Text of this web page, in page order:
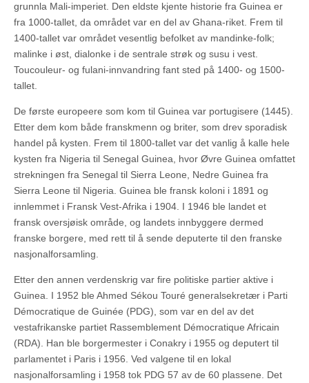
grunnla Mali-imperiet. Den eldste kjente historie fra Guinea er
fra 1000-tallet, da området var en del av Ghana-riket. Frem til
1400-tallet var området vesentlig befolket av mandinke-folk;
malinke i øst, dialonke i de sentrale strøk og susu i vest.
Toucouleur- og fulani-innvandring fant sted på 1400- og 1500-
tallet.
De første europeere som kom til Guinea var portugisere (1445).
Etter dem kom både franskmenn og briter, som drev sporadisk
handel på kysten. Frem til 1800-tallet var det vanlig å kalle hele
kysten fra Nigeria til Senegal Guinea, hvor Øvre Guinea omfattet
strekningen fra Senegal til Sierra Leone, Nedre Guinea fra
Sierra Leone til Nigeria. Guinea ble fransk koloni i 1891 og
innlemmet i Fransk Vest-Afrika i 1904. I 1946 ble landet et
fransk oversjøisk område, og landets innbyggere dermed
franske borgere, med rett til å sende deputerte til den franske
nasjonalforsamling.
Etter den annen verdenskrig var fire politiske partier aktive i
Guinea. I 1952 ble Ahmed Sékou Touré generalsekretær i Parti
Démocratique de Guinée (PDG), som var en del av det
vestafrikanske partiet Rassemblement Démocratique Africain
(RDA). Han ble borgermester i Conakry i 1955 og deputert til
parlamentet i Paris i 1956. Ved valgene til en lokal
nasjonalforsamling i 1958 tok PDG 57 av de 60 plassene. Det